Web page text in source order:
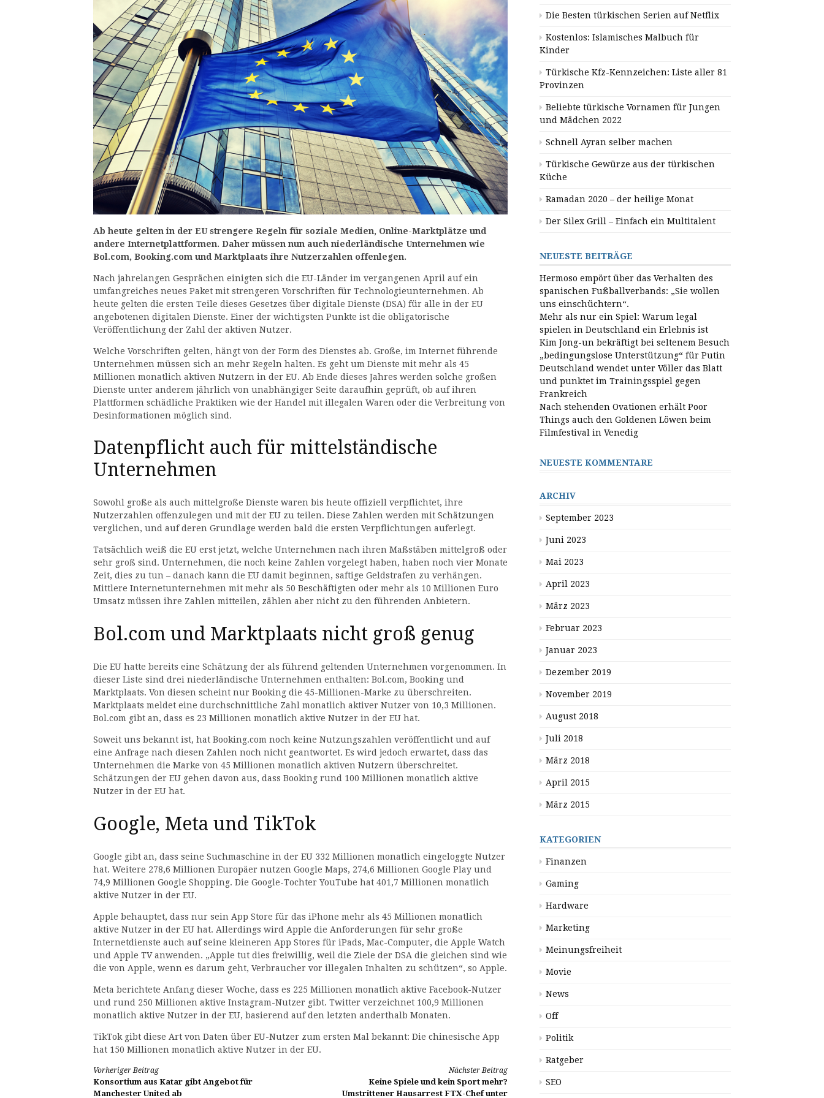
Ab heute gelten in der EU strengere Regeln für soziale Medien, Online-Marktplätze und
andere Internetplattformen. Daher müssen nun auch niederländische Unternehmen wie
Bol.com, Booking.com und Marktplaats ihre Nutzerzahlen offenlegen.
Nach jahrelangen Gesprächen einigten sich die EU-Länder im vergangenen April auf ein
umfangreiches neues Paket mit strengeren Vorschriften für Technologieunternehmen. Ab
heute gelten die ersten Teile dieses Gesetzes über digitale Dienste (DSA) für alle in der EU
angebotenen digitalen Dienste. Einer der wichtigsten Punkte ist die obligatorische
Veröffentlichung der Zahl der aktiven Nutzer.
Welche Vorschriften gelten, hängt von der Form des Dienstes ab. Große, im Internet führende
Unternehmen müssen sich an mehr Regeln halten. Es geht um Dienste mit mehr als 45
Millionen monatlich aktiven Nutzern in der EU. Ab Ende dieses Jahres werden solche großen
Dienste unter anderem jährlich von unabhängiger Seite daraufhin geprüft, ob auf ihren
Plattformen schädliche Praktiken wie der Handel mit illegalen Waren oder die Verbreitung von
Desinformationen möglich sind.
Datenpflicht auch für mittelständische
Unternehmen
Sowohl große als auch mittelgroße Dienste waren bis heute offiziell verpflichtet, ihre
Nutzerzahlen offenzulegen und mit der EU zu teilen. Diese Zahlen werden mit Schätzungen
verglichen, und auf deren Grundlage werden bald die ersten Verpflichtungen auferlegt.
Tatsächlich weiß die EU erst jetzt, welche Unternehmen nach ihren Maßstäben mittelgroß oder
sehr groß sind. Unternehmen, die noch keine Zahlen vorgelegt haben, haben noch vier Monate
Zeit, dies zu tun – danach kann die EU damit beginnen, saftige Geldstrafen zu verhängen.
Mittlere Internetunternehmen mit mehr als 50 Beschäftigten oder mehr als 10 Millionen Euro
Umsatz müssen ihre Zahlen mitteilen, zählen aber nicht zu den führenden Anbietern.
Bol.com und Marktplaats nicht groß genug
Die EU hatte bereits eine Schätzung der als führend geltenden Unternehmen vorgenommen. In
dieser Liste sind drei niederländische Unternehmen enthalten: Bol.com, Booking und
Marktplaats. Von diesen scheint nur Booking die 45-Millionen-Marke zu überschreiten.
Marktplaats meldet eine durchschnittliche Zahl monatlich aktiver Nutzer von 10,3 Millionen.
Bol.com gibt an, dass es 23 Millionen monatlich aktive Nutzer in der EU hat.
Soweit uns bekannt ist, hat Booking.com noch keine Nutzungszahlen veröffentlicht und auf
eine Anfrage nach diesen Zahlen noch nicht geantwortet. Es wird jedoch erwartet, dass das
Unternehmen die Marke von 45 Millionen monatlich aktiven Nutzern überschreitet.
Schätzungen der EU gehen davon aus, dass Booking rund 100 Millionen monatlich aktive
Nutzer in der EU hat.
Google, Meta und TikTok
Google gibt an, dass seine Suchmaschine in der EU 332 Millionen monatlich eingeloggte Nutzer
hat. Weitere 278,6 Millionen Europäer nutzen Google Maps, 274,6 Millionen Google Play und
74,9 Millionen Google Shopping. Die Google-Tochter YouTube hat 401,7 Millionen monatlich
aktive Nutzer in der EU.
Apple behauptet, dass nur sein App Store für das iPhone mehr als 45 Millionen monatlich
aktive Nutzer in der EU hat. Allerdings wird Apple die Anforderungen für sehr große
Internetdienste auch auf seine kleineren App Stores für iPads, Mac-Computer, die Apple Watch
und Apple TV anwenden. „Apple tut dies freiwillig, weil die Ziele der DSA die gleichen sind wie
die von Apple, wenn es darum geht, Verbraucher vor illegalen Inhalten zu schützen“, so Apple.
Meta berichtete Anfang dieser Woche, dass es 225 Millionen monatlich aktive Facebook-Nutzer
und rund 250 Millionen aktive Instagram-Nutzer gibt. Twitter verzeichnet 100,9 Millionen
monatlich aktive Nutzer in der EU, basierend auf den letzten anderthalb Monaten.
TikTok gibt diese Art von Daten über EU-Nutzer zum ersten Mal bekannt: Die chinesische App
hat 150 Millionen monatlich aktive Nutzer in der EU.
Weiterlesen
Vorheriger Beitrag
Konsortium aus Katar gibt Angebot für
Manchester United ab
Nächster Beitrag
Keine Spiele und kein Sport mehr?
Umstrittener Hausarrest FTX-Chef unter
Die Besten türkischen Serien auf Netflix
Kostenlos: Islamisches Malbuch für
Kinder
Türkische Kfz-Kennzeichen: Liste aller 81
Provinzen
Beliebte türkische Vornamen für Jungen
und Mädchen 2022
Schnell Ayran selber machen
Türkische Gewürze aus der türkischen
Küche
Ramadan 2020 – der heilige Monat
Der Silex Grill – Einfach ein Multitalent
NEUESTE BEITRÄGE
Hermoso empört über das Verhalten des
spanischen Fußballverbands: „Sie wollen
uns einschüchtern“.
Mehr als nur ein Spiel: Warum legal
spielen in Deutschland ein Erlebnis ist
Kim Jong-un bekräftigt bei seltenem Besuch
„bedingungslose Unterstützung“ für Putin
Deutschland wendet unter Völler das Blatt
und punktet im Trainingsspiel gegen
Frankreich
Nach stehenden Ovationen erhält Poor
Things auch den Goldenen Löwen beim
Filmfestival in Venedig
NEUESTE KOMMENTARE
ARCHIV
September 2023
Juni 2023
Mai 2023
April 2023
März 2023
Februar 2023
Januar 2023
Dezember 2019
November 2019
August 2018
Juli 2018
März 2018
April 2015
März 2015
KATEGORIEN
Finanzen
Gaming
Hardware
Marketing
Meinungsfreiheit
Movie
News
Off
Politik
Ratgeber
SEO